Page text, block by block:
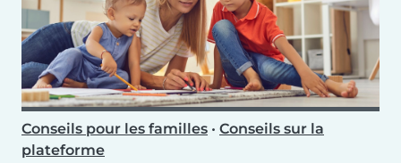
Conseils pour les familles • Conseils sur la
plateforme